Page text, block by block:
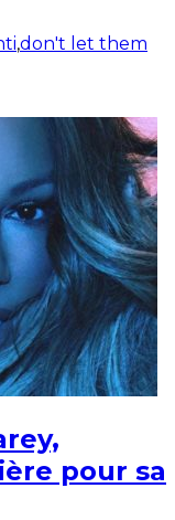
,don't let them
pour sa